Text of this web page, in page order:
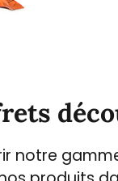
notre